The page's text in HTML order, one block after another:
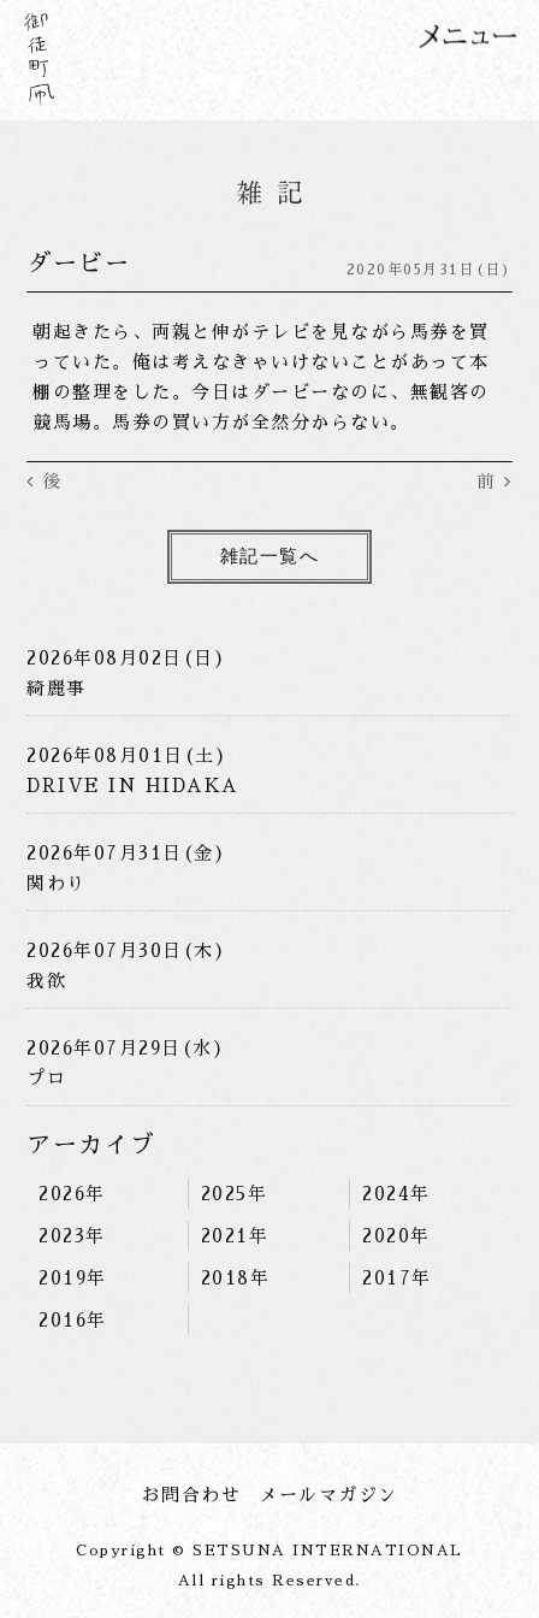
ダービー 2020年05月31日(日)
朝起きたら、両親と伸がテレビを見ながら馬券を買
っていた。俺は考えなきゃいけないことがあって本
棚の整理をした。今日はダービーなのに、無観客の
競馬場。馬券の買い方が全然分からない。
後 前
雑記一覧へ
2026年08月02日(日)
綺麗事
2026年08月01日(土)
DRIVE IN HIDAKA
2026年07月31日(金)
関わり
2026年07月30日(木)
我欲
2026年07月29日(水)
プロ
アーカイブ
2026年 2025年 2024年
2023年 2021年 2020年
2019年 2018年 2017年
2016年
お問合わせ メールマガジン
Copyright © SETSUNA INTERNATIONAL
All rights Reserved.